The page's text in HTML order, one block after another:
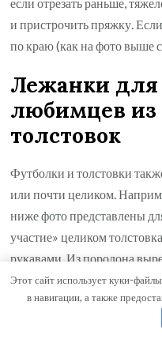
и пристрочить пряжку.
по краю (как на фото выше
Лежанки
любимцев из
толстовок
Футболки и толстовки
или почти целиком.
ниже фото представлены
участие» целиком
рукавами. Из поролона
Поролон укладываете в
В куске поролона для
Этот сайт использует куки-
в навигации, а также